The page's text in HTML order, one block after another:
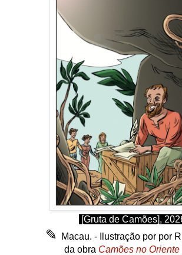
[Gruta de Camões],
✎ Macau. - Ilustração por por
da obra Camões no Oriente